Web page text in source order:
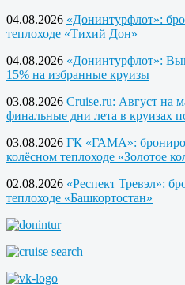
04.08.2026 «Донинтурфлот»:
теплоходе «Тихий Дон»
04.08.2026 «Донинтурфлот»:
15% на избранные круизы
03.08.2026 Cruise.ru: Август на
финальные дни лета в круизах
03.08.2026 ГК «ГАМА»:
колёсном теплоходе «Золотое
02.08.2026 «Респект Тревэл»:
теплоходе «Башкортостан»